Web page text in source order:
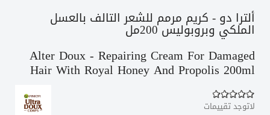
ألترا دو - كريم مرمم للشعر التالف بالعسل
الملكي وبروبوليس 200مل
Alter Doux - Repairing Cream For Damaged
Hair With Royal Honey And Propolis 200ml
لاتوجد تقييمات